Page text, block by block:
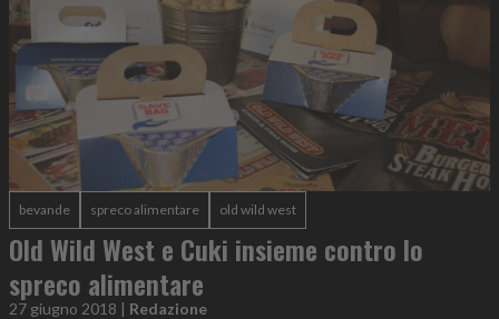
bevande spreco alimentare old wild west
Old Wild West e Cuki insieme contro lo
spreco alimentare
27 giugno 2018 | Redazione